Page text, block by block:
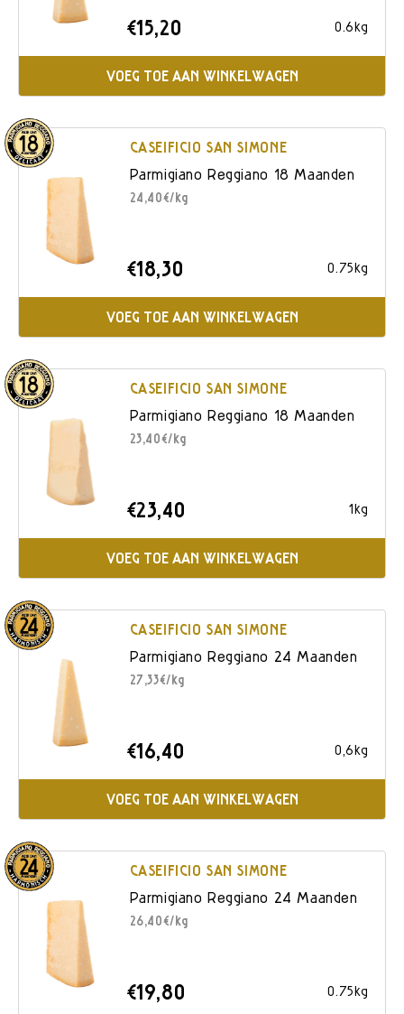
€15,20 0.6kg
VOEG TOE AAN WINKELWAGEN
CASEIFICIO SAN SIMONE
Parmigiano Reggiano 18 Maanden
24,40€/kg
€18,30 0.75kg
VOEG TOE AAN WINKELWAGEN
CASEIFICIO SAN SIMONE
Parmigiano Reggiano 18 Maanden
23,40€/kg
€23,40 1kg
VOEG TOE AAN WINKELWAGEN
CASEIFICIO SAN SIMONE
Parmigiano Reggiano 24 Maanden
27,33€/kg
€16,40 0,6kg
VOEG TOE AAN WINKELWAGEN
CASEIFICIO SAN SIMONE
Parmigiano Reggiano 24 Maanden
26,40€/kg
€19,80 0.75kg